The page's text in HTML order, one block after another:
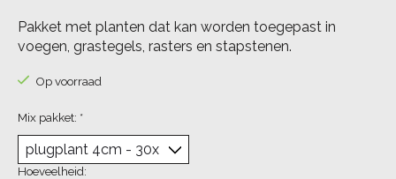
Pakket met planten dat kan worden toegepast in
voegen, grastegels, rasters en stapstenen.
Op voorraad
Mix pakket: *
Hoeveelheid: